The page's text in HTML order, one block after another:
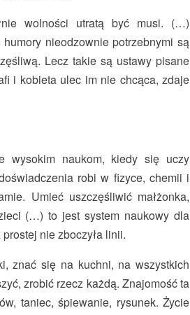
wolności utratą być musi. (…)
nieodzownie potrzebnymi są
Lecz takie są ustawy pisane
i kobieta ulec im nie chcąca, zdaje
wysokim naukom, kiedy się uczy
robi w fizyce, chemii i
Umieć uszczęśliwić małżonka,
(…) to jest system naukowy dla
nie zboczyła linii.
znać się na kuchni, na wszystkich
zrobić rzecz każdą. Znajomość ta
taniec, śpiewanie, rysunek. Życie